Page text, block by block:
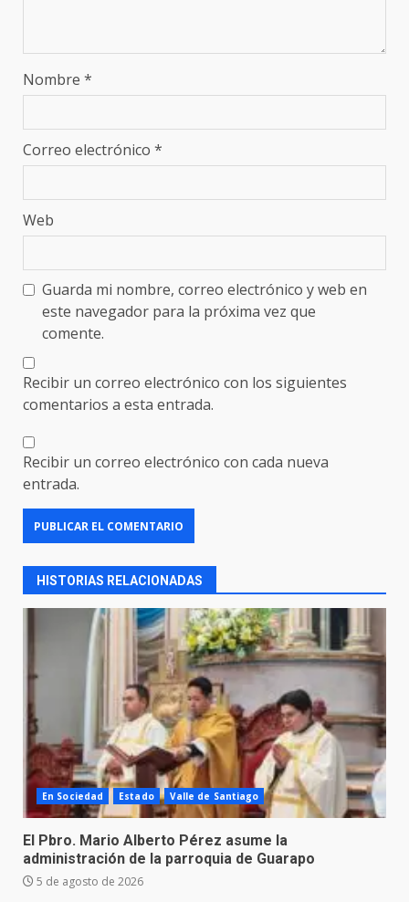
Nombre *
Correo electrónico *
Web
Guarda mi nombre, correo electrónico y web en
este navegador para la próxima vez que
comente.
Recibir un correo electrónico con los siguientes
comentarios a esta entrada.
Recibir un correo electrónico con cada nueva
entrada.
HISTORIAS RELACIONADAS
En Sociedad Estado Valle de Santiago
El Pbro. Mario Alberto Pérez asume la
administración de la parroquia de Guarapo
5 de agosto de 2026